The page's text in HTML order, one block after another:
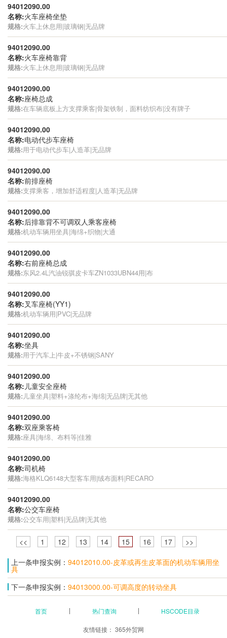
94012090.00
名称:火车座椅坐垫
规格:火车上休息用|玻璃钢|无品牌
94012090.00
名称:火车座椅靠背
规格:火车上休息用|玻璃钢|无品牌
94012090.00
名称:座椅总成
规格:在车辆底板上方支撑乘客|骨架铁制，面料纺织布|没有牌子
94012090.00
名称:电动代步车座椅
规格:用于电动代步车|人造革|无品牌
94012090.00
名称:前排座椅
规格:支撑乘客，增加舒适程度|人造革|无品牌
94012090.00
名称:后排靠背不可调双人乘客座椅
规格:机动车辆用坐具|海绵+织物|大通
94012090.00
名称:右前座椅总成
规格:东风2.4L汽油锐骐皮卡车ZN1033UBN44用|布
94012090.00
名称:叉车座椅(YY1)
规格:机动车辆用|PVC|无品牌
94012090.00
名称:坐具
规格:用于汽车上|牛皮+不锈钢|SANY
94012090.00
名称: 儿童安全座椅
规格: 儿童坐具|塑料+涤纶布+海绵|无品牌|无其他
94012090.00
名称:双座乘客椅
规格:座具|海绵、布料等|佳雅
94012090.00
名称:司机椅
规格:海格KLQ6148大型客车用|绒布面料|RECARO
94012090.00
名称:公交车座椅
规格:公交车用|塑料|无品牌|无其他
<< 1 12 13 14 15 16 17
>>
上一条申报实例： 94012010.00-皮革或再生皮革面的机动车辆用坐
具
下一条申报实例： 94013000.00-可调高度的转动坐具
首页 热门查询 HSCODE目录
友情链接： 365外贸网